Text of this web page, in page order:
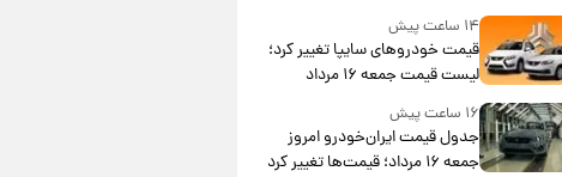
شهید هوافضای ایران
۱۴ ساعت پیش
قیمت خودروهای سایپا تغییر کرد؛
لیست قیمت جمعه ۱۶ مرداد
منتشر شد
۱۶ ساعت پیش
جدول قیمت ایران‌خودرو امروز
جمعه ۱۶ مرداد؛ قیمت‌ها تغییر کرد